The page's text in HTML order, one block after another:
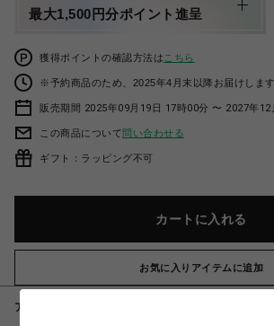
最大1,500円分ポイント進呈
獲得ポイントの確認方法は こちら
※予約商品のため、2025年4月末以降お届けします
販売期間 2025年09月19日 17時00分 〜 2027年12
この商品について問い合わせる
ギフト：ラッピング不可
カートに入れる
お気に入りアイテムに追加
アイテム説明 / 素材